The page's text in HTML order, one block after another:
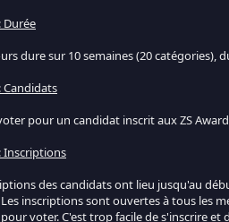
Durée
dure sur 10 semaines (20 catégories),
Candidats
pour un candidat inscrit aux ZS
Inscriptions
des candidats ont lieu jusqu'au
Les inscriptions sont ouvertes à tous les
voter. C'est trop facile de s'inscrire